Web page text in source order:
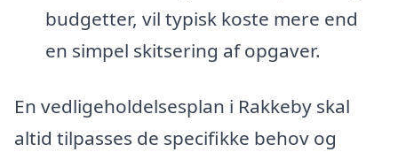
budgetter, vil typisk koste mere end
en simpel skitsering af opgaver.
En vedligeholdelsesplan i Rakkeby skal
altid tilpasses de specifikke behov og